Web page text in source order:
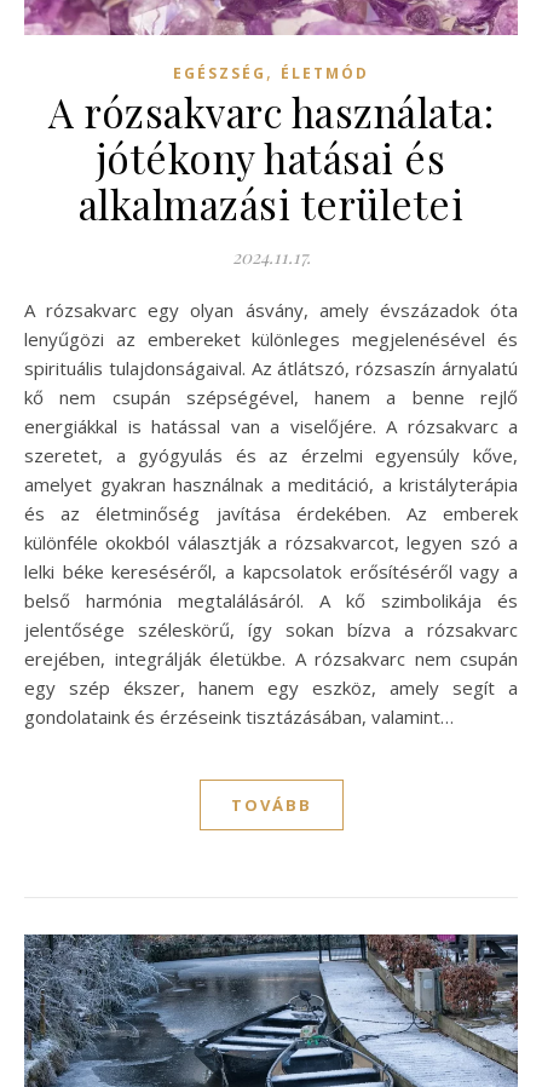
EGÉSZSÉG , ÉLETMÓD
A rózsakvarc használata:
jótékony hatásai és
alkalmazási területei
2024.11.17.
A rózsakvarc egy olyan ásvány, amely évszázadok óta
lenyűgözi az embereket különleges megjelenésével és
spirituális tulajdonságaival. Az átlátszó, rózsaszín árnyalatú
kő nem csupán szépségével, hanem a benne rejlő
energiákkal is hatással van a viselőjére. A rózsakvarc a
szeretet, a gyógyulás és az érzelmi egyensúly kőve,
amelyet gyakran használnak a meditáció, a kristályterápia
és az életminőség javítása érdekében. Az emberek
különféle okokból választják a rózsakvarcot, legyen szó a
lelki béke kereséséről, a kapcsolatok erősítéséről vagy a
belső harmónia megtalálásáról. A kő szimbolikája és
jelentősége széleskörű, így sokan bízva a rózsakvarc
erejében, integrálják életükbe. A rózsakvarc nem csupán
egy szép ékszer, hanem egy eszköz, amely segít a
gondolataink és érzéseink tisztázásában, valamint…
TOVÁBB